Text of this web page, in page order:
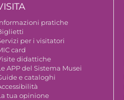
pratiche
per i visitatori
card
didattiche
APP del Sistema Musei
e cataloghi
tua opinione